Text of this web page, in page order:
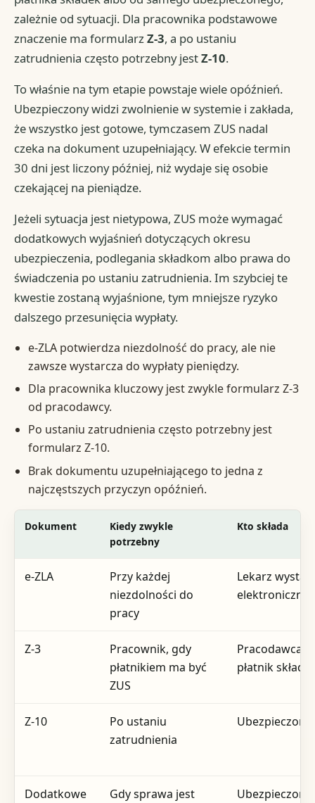
zależnie od sytuacji. Dla pracownika podstawowe
znaczenie ma formularzZ-3, a po ustaniu
zatrudnienia często potrzebny jestZ-10.
To właśnie na tym etapie powstaje wiele opóźnień.
Ubezpieczony widzi zwolnienie w systemie i zakłada,
że wszystko jest gotowe, tymczasem ZUS nadal
czeka na dokument uzupełniający. W efekcie termin
30 dni jest liczony później, niż wydaje się osobie
czekającej na pieniądze.
Jeżeli sytuacja jest nietypowa, ZUS może wymagać
dodatkowych wyjaśnień dotyczących okresu
ubezpieczenia, podlegania składkom albo prawa do
świadczenia po ustaniu zatrudnienia. Im szybciej te
kwestie zostaną wyjaśnione, tym mniejsze ryzyko
dalszego przesunięcia wypłaty.
e-ZLA potwierdza niezdolność do pracy, ale nie
zawsze wystarcza do wypłaty pieniędzy.
Dla pracownika kluczowy jest zwykle formularz Z-3
od pracodawcy.
Po ustaniu zatrudnienia często potrzebny jest
formularz Z-10.
Brak dokumentu uzupełniającego to jedna z
najczęstszych przyczyn opóźnień.
Dokument
Kiedy zwykle
potrzebny
Kto składa
e-ZLA
Przy każdej
niezdolności do
pracy
Lekarz
elektronicznie
Z-3
Pracownik, gdy
płatnikiem ma być
ZUS
Pracodawca
płatnik
Z-10
Po ustaniu
zatrudnienia
Ubezpieczony
Dodatkowe
Gdy sprawa jest
Ubezpieczony